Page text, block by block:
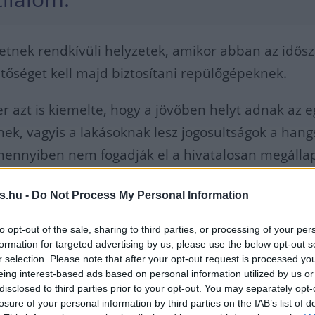
- Do Not Process My Personal Information
opt-out of the sale, sharing to third parties, or processing of your
for targeted advertising by us, please use the below opt-out
selection. Please note that after your opt-out request is processed
interest-based ads based on personal information utilized by us
to third parties prior to your opt-out. You may separately
of your personal information by third parties on the IAB’s list of
rendkívüli helyzetek, amikor abban az
kell majd biztosítani repülőgépeknek.
azt is kiemelte, hogy a jövőben helyt adnak az
vagyis a lakásoknak lesz jogosultságok a
nem fogadják el a hivatalosan
a zajvédelmi díjból és a szankciók révén befolyt
hogy